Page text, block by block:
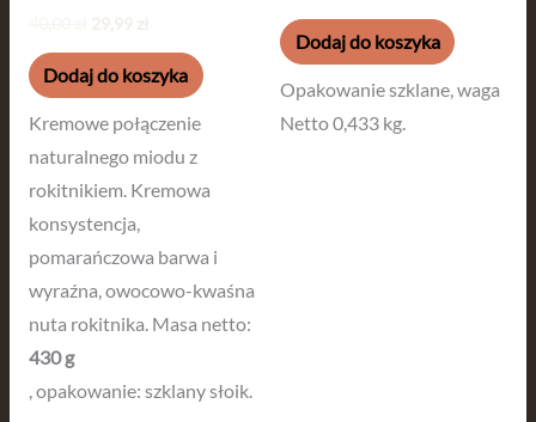
Dodaj do koszyka
Kremowe połączenie
naturalnego miodu z
rokitnikiem. Kremowa
konsystencja,
pomarańczowa barwa i
wyraźna, owocowo-kwaśna
nuta rokitnika. Masa netto:
430 g
, opakowanie: szklany słoik.
Dodaj do koszyka
Opakowanie szklane, waga
Netto 0,433 kg.